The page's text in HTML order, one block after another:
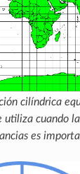
cilíndrica
utiliza cuando
es